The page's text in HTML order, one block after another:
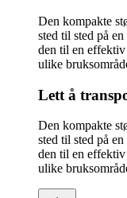
Den kompakte
sted til sted på
den til en
ulike
Lett å
Den kompakte
sted til sted på
den til en
ulike